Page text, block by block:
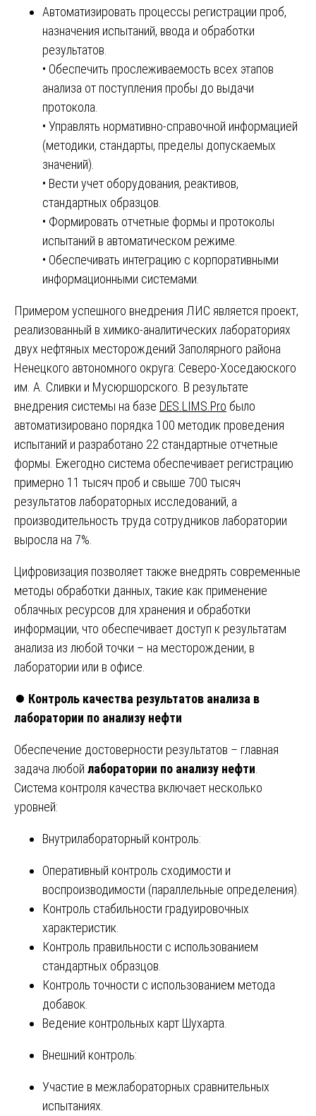
Автоматизировать процессы регистрации проб,
назначения испытаний, ввода и обработки
результатов.
• Обеспечить прослеживаемость всех этапов
анализа от поступления пробы до выдачи
протокола.
• Управлять нормативно-справочной информацией
(методики, стандарты, пределы допускаемых
значений).
• Вести учет оборудования, реактивов,
стандартных образцов.
• Формировать отчетные формы и протоколы
испытаний в автоматическом режиме.
• Обеспечивать интеграцию с корпоративными
информационными системами.
Примером успешного внедрения ЛИС является проект,
реализованный в химико-аналитических лабораториях
двух нефтяных месторождений Заполярного района
Ненецкого автономного округа: Северо-Хоседаюского
им. А. Сливки и Мусюршорского. В результате
внедрения системы на базе DES.LIMS.Pro было
автоматизировано порядка 100 методик проведения
испытаний и разработано 22 стандартные отчетные
формы. Ежегодно система обеспечивает регистрацию
примерно 11 тысяч проб и свыше 700 тысяч
результатов лабораторных исследований, а
производительность труда сотрудников лаборатории
выросла на 7%.
Цифровизация позволяет также внедрять современные
методы обработки данных, такие как применение
облачных ресурсов для хранения и обработки
информации, что обеспечивает доступ к результатам
анализа из любой точки – на месторождении, в
лаборатории или в офисе.
⏺️ Контроль качества результатов анализа в
лаборатории по анализу нефти
Обеспечение достоверности результатов – главная
задача любой лаборатории по анализу нефти
Система контроля качества включает несколько
уровней:
Внутрилабораторный контроль:
Оперативный контроль сходимости и
воспроизводимости (параллельные определения).
Контроль стабильности градуировочных
характеристик.
Контроль правильности с использованием
стандартных образцов.
Контроль точности с использованием метода
добавок.
Ведение контрольных карт Шухарта.
Внешний контроль:
Участие в межлабораторных сравнительных
испытаниях.